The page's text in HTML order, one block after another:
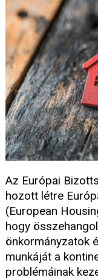
Az Európai
hozott létre
(European
hogy
önkormányzatok
munkáját a
problémáinak